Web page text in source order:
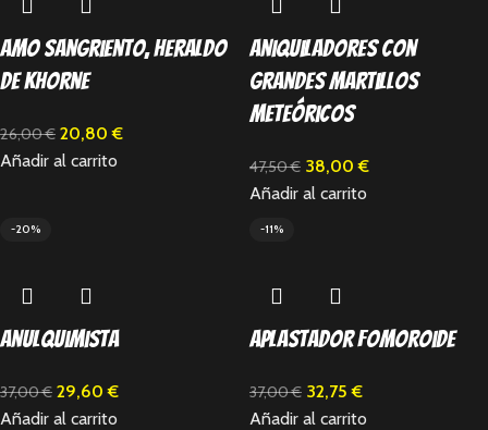
Amo sangriento, Heraldo
de Khorne
26,00€ 20,80€
Añadir al carrito
Aniquiladores con
grandes martillos
meteóricos
47,50€ 38,00€
Añadir al carrito
-20%
Anulquimista
37,00€ 29,60€
Añadir al carrito
-11%
Aplastador Fomoroide
37,00€ 32,75€
Añadir al carrito